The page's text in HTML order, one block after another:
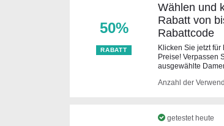
50%
RABATT
Wählen und
Rabatt von
Rabattcode
Klicken Sie jetzt
Preise! Verpassen
ausgewählte
Anzahl der
getestet heute